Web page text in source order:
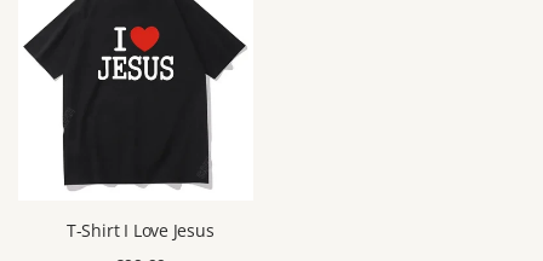
T-Shirt I Love Jesus